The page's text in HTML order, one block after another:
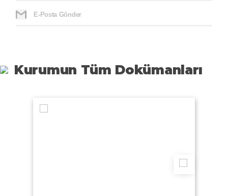
E-Posta Gönder
Kurumun Tüm Dokümanları